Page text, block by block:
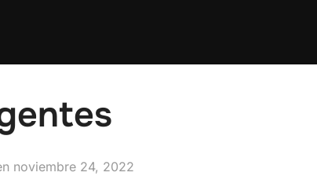
Publicado
noviembre 24, 2022